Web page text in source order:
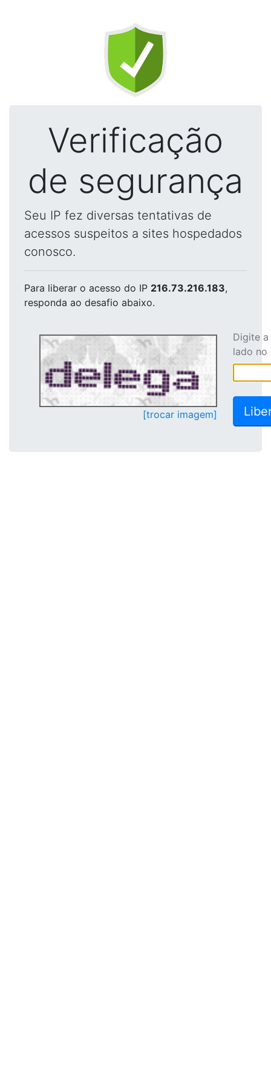
Verificação
de segurança
Seu IP fez diversas tentativas de
acessos suspeitos a sites hospedados
conosco.
Para liberar o acesso do IP 216.73.216.183,
responda ao desafio abaixo.
[trocar imagem]
Digite
lado no